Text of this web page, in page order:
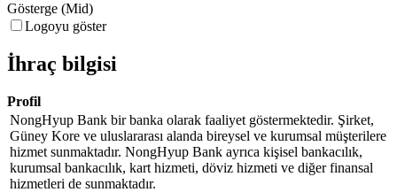
Gösterge (Mid)
Logoyu göster
İhraç bilgisi
Profil
NongHyup Bank bir banka olarak faaliyet göstermektedir. Şirket,
Güney Kore ve uluslararası alanda bireysel ve kurumsal müşterilere
hizmet sunmaktadır. NongHyup Bank ayrıca kişisel bankacılık,
kurumsal bankacılık, kart hizmeti, döviz hizmeti ve diğer finansal
hizmetleri de sunmaktadır.